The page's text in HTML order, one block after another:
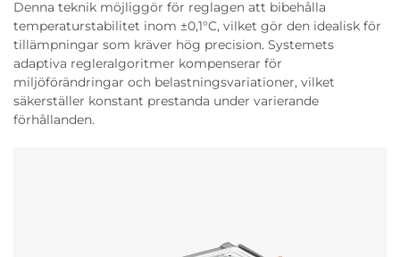
Denna teknik möjliggör för reglagen att bibehålla
temperaturstabilitet inom ±0,1°C, vilket gör den idealisk för
tillämpningar som kräver hög precision. Systemets
adaptiva regleralgoritmer kompenserar för
miljöförändringar och belastningsvariationer, vilket
säkerställer konstant prestanda under varierande
förhållanden.